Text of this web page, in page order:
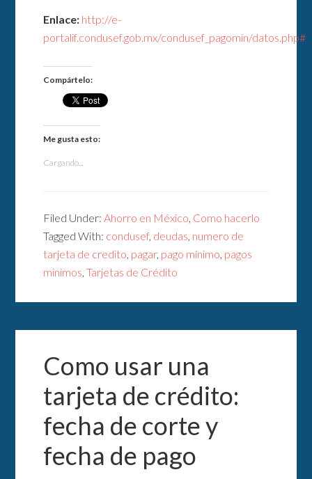
Enlace: http://e-
portalif.condusef.gob.mx/condusef_pagomin/datos.php#
Compártelo:
Me gusta esto:
Cargando...
Filed Under: Ahorro en México Como hacerlo
Tagged With: condusef, deudas numero de
tarjeta de credito pagar, pago mínimo pagos
minimos ,Tarjetas de Crédito
Como usar una
tarjeta de crédito:
fecha de corte y
fecha de pago